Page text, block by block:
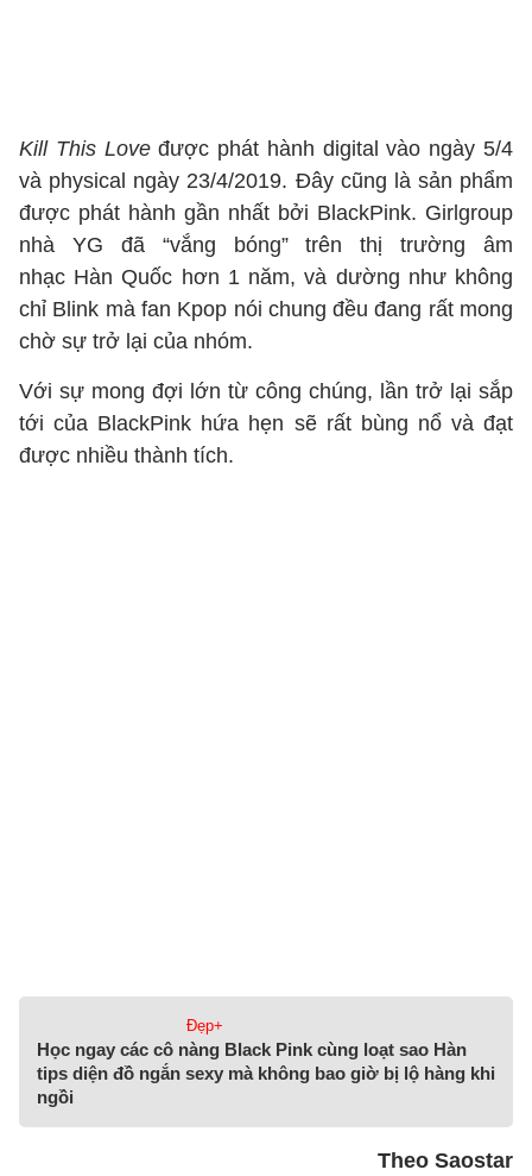
Kill This Loveđược phát hành digital vào ngày 5/4
và physical ngày 23/4/2019. Đây cũng là sản phẩm
được phát hành gần nhất bởi BlackPink. Girlgroup
nhà YG đã “vắng bóng” trên thị trường âm
nhạc Hàn Quốc hơn 1 năm, và dường như không
chỉ Blink mà fan Kpop nói chung đều đang rất mong
chờ sự trở lại của nhóm.
Với sự mong đợi lớn từ công chúng, lần trở lại sắp
tới của BlackPink hứa hẹn sẽ rất bùng nổ và đạt
được nhiều thành tích.
Đẹp+
Học ngay các cô nàng Black Pink cùng loạt sao Hàn
tips diện đồ ngắn sexy mà không bao giờ bị lộ hàng khi
ngồi
Theo Saostar